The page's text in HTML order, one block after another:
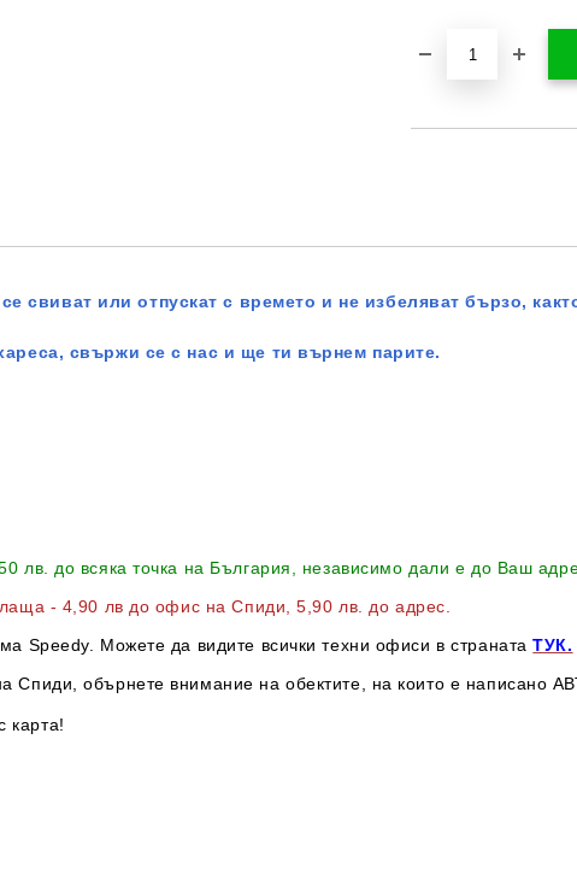
свиват или отпускат с времето и не избеляват бързо,
свържи се с нас и ще ти върнем парите.
лв. до всяка точка на България, независимо дали е до Ваш
- 4,90 лв до офис на Спиди , 5,90 лв. до адрес
Speedy. Можете да видите всички техни офиси в страната ТУК.
Спиди, обърнете внимание на обектите, на които е написано
карта!